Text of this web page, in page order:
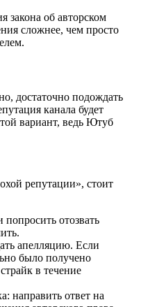
закона об авторском
сложнее, чем просто
достаточно подождать
канала будет
вариант, ведь Ютуб
репутации», стоит
отозвать
апелляцию. Если
было получено
в течение
направить ответ на